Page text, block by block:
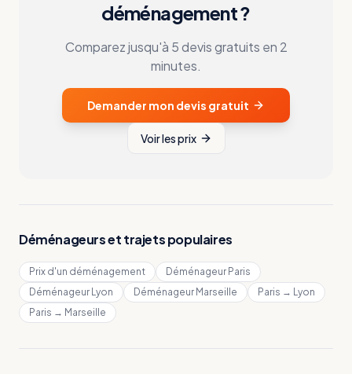
déménagement ?
Comparez jusqu'à 5 devis gratuits en 2
minutes.
Demander mon devis gratuit
Voir les prix
Déménageurs et trajets populaires
Prix d'un déménagement
Déménageur Paris
Déménageur Lyon
Déménageur Marseille
Paris → Lyon
Paris → Marseille